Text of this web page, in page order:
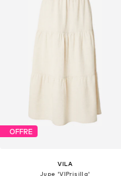
OFFRE
VILA
Jupe 'VIPrisilla'